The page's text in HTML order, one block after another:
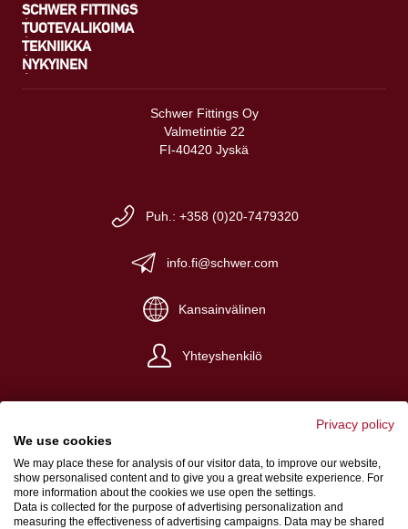
SCHWER FITTINGS
TUOTEVALIKOIMA
TEKNIIKKA
NYKYINEN
Schwer Fittings Oy
Valmetintie 22
FI-40420 Jyskä
Puh.: +358 (0)20-7479320
info.fi@schwer.com
Kansainvälinen
Yhteyshenkilö
Yritystiedot
Yleiset myyntiehdot
Privacy policy
We use cookies
We may place these for analysis of our visitor data, to improve our website,
show personalised content and to give you a great website experience. For
more information about the cookies we use open the settings.
Data is collected for the purpose of advertising personalization and
measuring the effectiveness of advertising campaigns. Data may be shared